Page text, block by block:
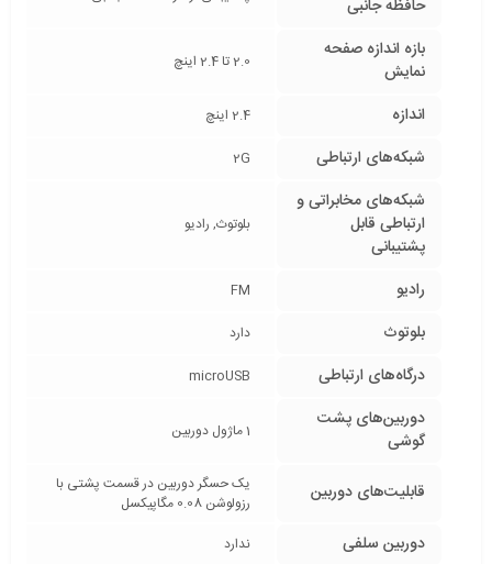
حافظه جانبی
بازه‌ اندازه صفحه
نمایش
2.0 تا 2.4 اینچ
اندازه 2.4 اینچ
شبکه‌های ارتباطی 2G
شبکه‌های مخابراتی و
ارتباطی قابل
پشتیبانی
بلوتوث, رادیو
رادیو FM
بلوتوث دارد
درگاه‌های ارتباطی microUSB
دوربین‌های پشت
گوشی
1 ماژول دوربین
قابلیت‌های دوربین
یک حسگر دوربین در قسمت پشتی با
رزولوشن 0.08 مگاپیکسل
دوربین سلفی ندارد